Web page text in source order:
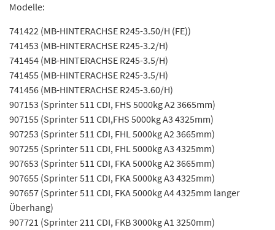
Modelle:
741422 (MB-HINTERACHSE R245-3.50/H (FE))
741453 (MB-HINTERACHSE R245-3.2/H)
741454 (MB-HINTERACHSE R245-3.5/H)
741455 (MB-HINTERACHSE R245-3.5/H)
741456 (MB-HINTERACHSE R245-3.60/H)
907153 (Sprinter 511 CDI, FHS 5000kg A2 3665mm)
907155 (Sprinter 511 CDI,FHS 5000kg A3 4325mm)
907253 (Sprinter 511 CDI, FHL 5000kg A2 3665mm)
907255 (Sprinter 511 CDI, FHL 5000kg A3 4325mm)
907653 (Sprinter 511 CDI, FKA 5000kg A2 3665mm)
907655 (Sprinter 511 CDI, FKA 5000kg A3 4325mm)
907657 (Sprinter 511 CDI, FKA 5000kg A4 4325mm langer
Überhang)
907721 (Sprinter 211 CDI, FKB 3000kg A1 3250mm)